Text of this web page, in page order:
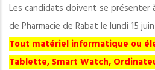
Les candidats doivent se présenter
de Pharmacie de Rabat le lundi 15
Tout matériel informatique ou
Tablette, Smart Watch,